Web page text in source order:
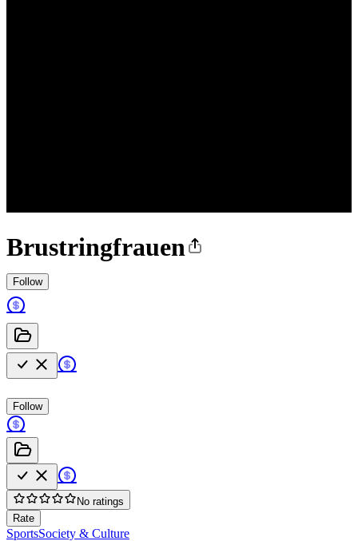
Brustringfrauen
Follow
Follow
No ratings
Rate
SportsSociety & Culture